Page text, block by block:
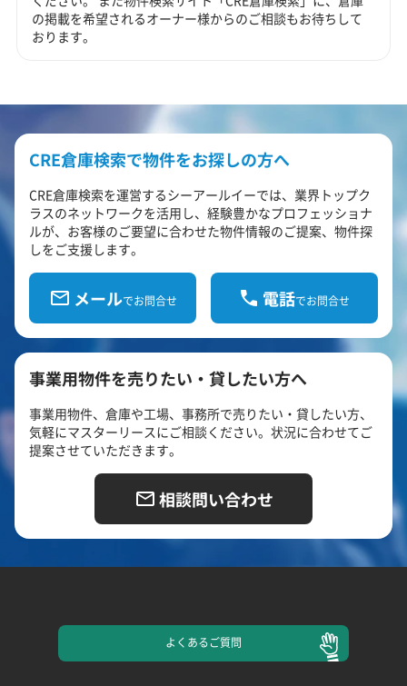
の掲載を希望されるオーナー様からのご相談もお待ちして
おります。
CRE倉庫検索で物件をお探しの方へ
CRE倉庫検索を運営するシーアールイーでは、業界トップク
ラスのネットワークを活用し、経験豊かなプロフェッショナ
ルが、お客様のご要望に合わせた物件情報のご提案、物件探
しをご支援します。
メールでお問合せ 電話でお問合せ
事業用物件を売りたい・貸したい方へ
事業用物件、倉庫や工場、事務所で売りたい・貸したい方、
気軽にマスターリースにご相談ください。状況に合わせてご
提案させていただきます。
相談問い合わせ
よくあるご質問